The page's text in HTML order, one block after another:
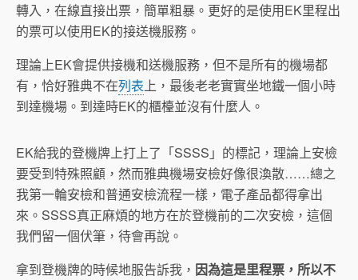
轉入，在線直接出票，簡單粗暴。更好的是使用EK里程出
的票可以使用EK的接送機服務。
理論上EK會提供接機和送機服務，但不是所有的機場都
有，恰好雅典不在列表上，最後老老實實坐地鐵一個小時
到達機場。到達時EK的櫃檯並沒有什麼人。
EK給我的登機牌上打上了「SSSS」的標記，理論上安檢
要受到特殊照顧，然而雅典機場安檢好像很渙散……總之
我第一輪安檢和普通安檢流程一樣，電子產品都得拿出
來。SSSS真正麻煩的地方在於登機前的二次安檢，這個
我們留一個伏筆，待會再說。
拿到登機牌的時候地服告訴我， 因為這是里程票，所以不